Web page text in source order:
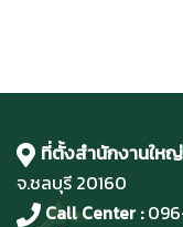
ที่ตั้งสำนักงานให
จ.ชลบุรี 20160
Call Center :